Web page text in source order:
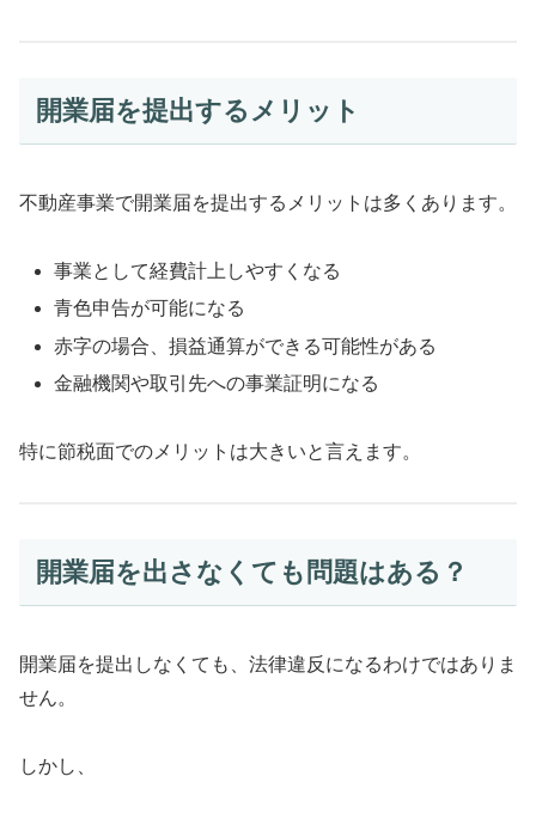
開業届を提出するメリット
不動産事業で開業届を提出するメリットは多くあります。
事業として経費計上しやすくなる
青色申告が可能になる
赤字の場合、損益通算ができる可能性がある
金融機関や取引先への事業証明になる
特に節税面でのメリットは大きいと言えます。
開業届を出さなくても問題はある？
開業届を提出しなくても、法律違反になるわけではありま
せん。
しかし、